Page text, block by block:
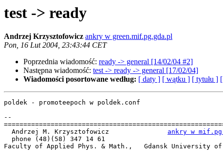
test -> ready
Andrzej Krzysztofowicz ankry w green.mif.pg.gda.pl
Pon, 16 Lut 2004, 23:43:44 CET
Poprzednia wiadomość: ready -> general [14/02/04 #2]
Następna wiadomość: test -> ready -> general [17/02/04]
Wiadomości posortowane według: [ daty ] [ wątku ] [ tytułu ]
poldek - promoteepoch w poldek.conf
--
  Andrzej M. Krzysztofowicz
ankry w
  phone (48)(58) 347 14 61
Faculty of Applied Phys. & Math.,   Gdansk University of